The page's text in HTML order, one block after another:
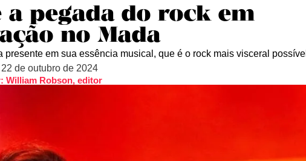
pegada do rock em
no Mada
em sua essência musical, que é o rock mais visceral possível
22 de outubro de 2024
William Robson, editor